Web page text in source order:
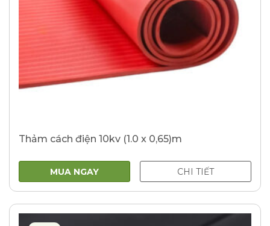
Thảm cách điện 10kv (1.0 x 0,65)m
MUA NGAY CHI TIẾT